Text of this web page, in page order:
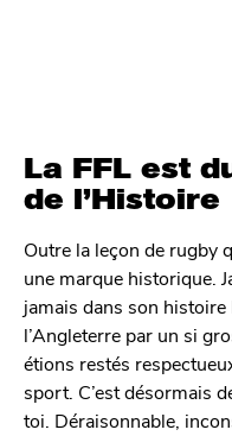
La FFL est
de l’Histoire
Outre la leçon de rugby
une marque historique.
jamais dans son histoire
l’Angleterre par un si
étions restés
sport. C’est désormais
toi. Déraisonnable,